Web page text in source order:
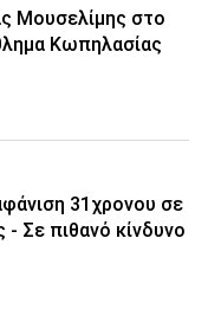
Μουσελίμης στο
Κωπηλασίας
31χρονου σε
Σε πιθανό κίνδυνο